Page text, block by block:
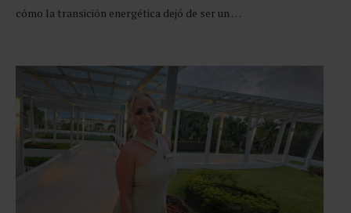
cómo la transición energética dejó de ser un …